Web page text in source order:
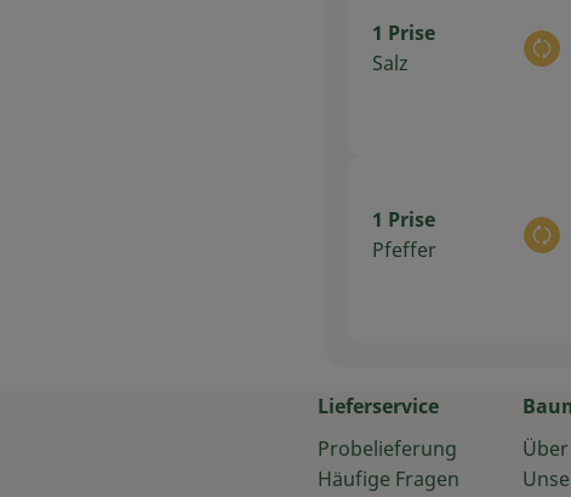
1 Prise
Salz
1 Prise
Pfeffer
Lieferservice
Probelieferung
Häufige Fragen